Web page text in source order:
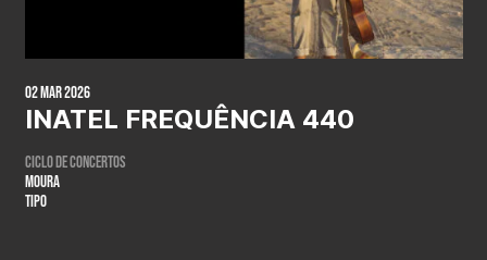
02 Mar 2026
INATEL FREQUÊNCIA 440
CICLO DE CONCERTOS
MOURA
TIPO